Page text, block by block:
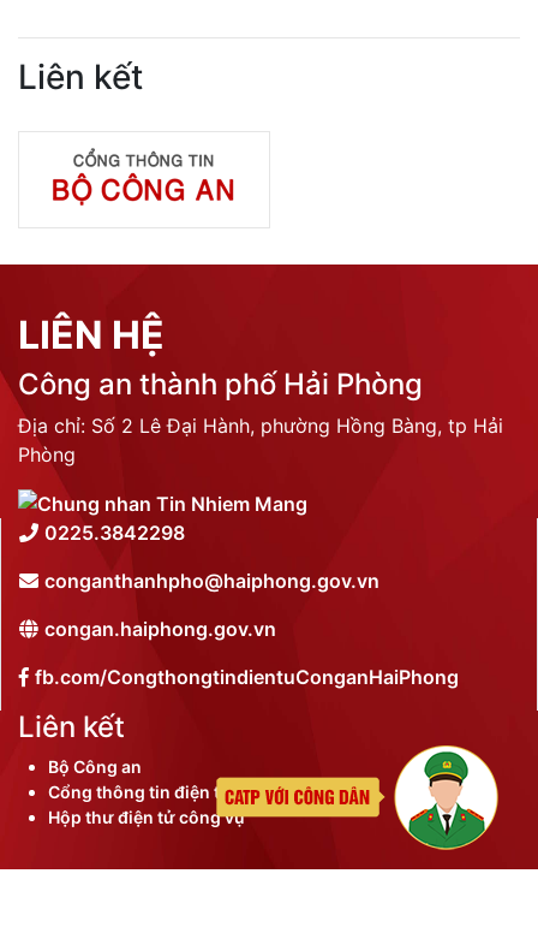
Liên kết
LIÊN HỆ
Công an thành phố Hải Phòng
Địa chỉ: Số 2 Lê Đại Hành, phường Hồng Bàng, tp Hải
Phòng
0225.3842298
conganthanhpho@haiphong.gov.vn
congan.haiphong.gov.vn
fb.com/CongthongtindientuConganHaiPhong
Liên kết
Bộ Công an
Cổng thông tin điện tử thành phố
Hộp thư điện tử công vụ